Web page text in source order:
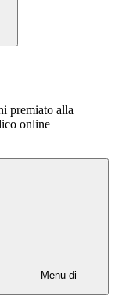
premiato alla
online
Menu di